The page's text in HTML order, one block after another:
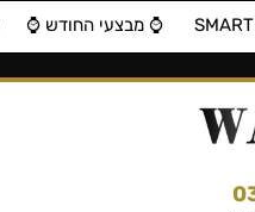
SMART ⌚️ מבצעי החודש ⌚️